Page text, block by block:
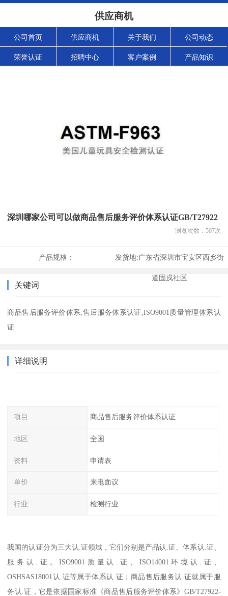
供应商机
公司首页 供应商机 关于我们 公司动态
荣誉认证 招聘中心 客户案例 产品知识
深圳哪家公司可以做商品售后服务评价体系认证GB/T27922
浏览次数： 507次
产品规格： 发货地:广东省深圳市宝安区西乡街
道固戍社区
关键词
商品售后服务评价体系,售后服务体系认证,ISO9001质量管理体系认
证
详细说明
项目 商品售后服务评价体系认证
地区 全国
资料 申请表
单价 来电面议
行业 检测行业
我国的认证分为三大认.证领域，它们分别是产品认.证、体系认.证、
服务认.证。ISO9001质量认.证、ISO14001环境认.证、
OSHSAS18001认.证等属于体系认.证；商品售后服务认.证就属于服
务认.证，它是依据国家标准《商品售后服务评价体系》GB/T27922-